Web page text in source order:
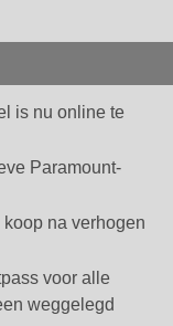
is nu online te
Paramount-
na verhogen
voor alle
weggelegd